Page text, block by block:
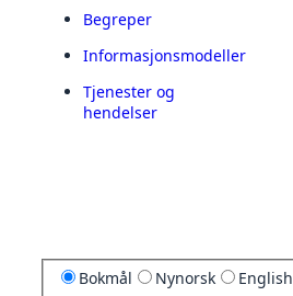
Begreper
Informasjonsmodeller
Tjenester og
hendelser
Bokmål Nynorsk English